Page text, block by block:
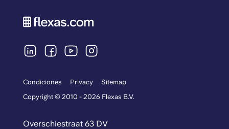
Condiciones Privacy
Sitemap
Copyright © 2010 - 2026 Flexas B.V.
Overschiestraat 63 DV